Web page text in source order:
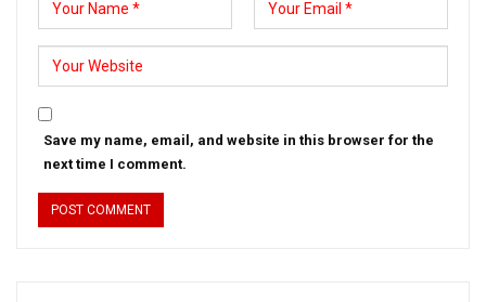
Save my name, email, and website in this browser for the
next time I comment.